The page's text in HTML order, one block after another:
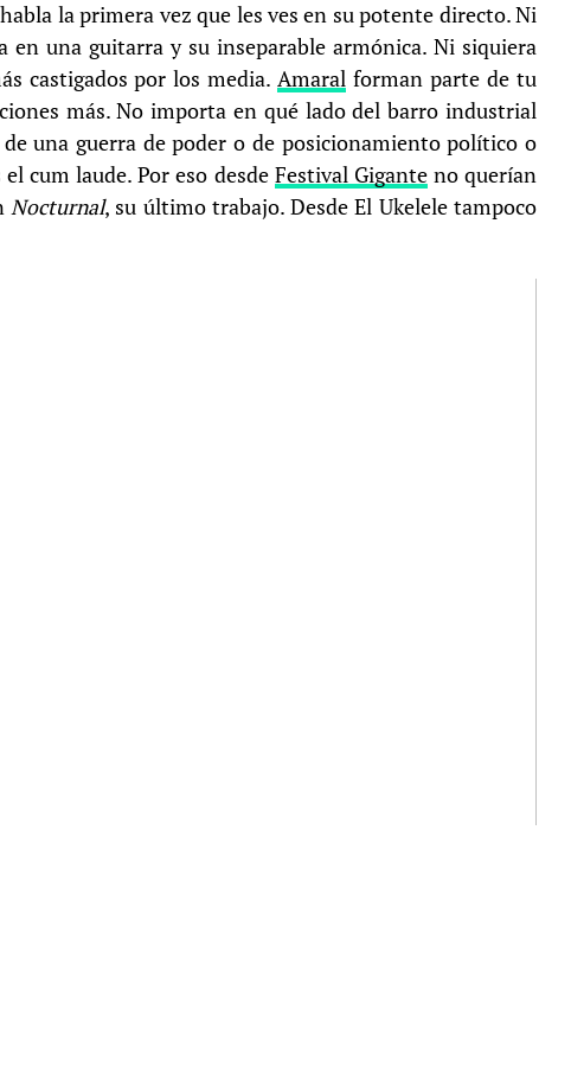
la primera vez que les ves en su potente directo. Ni
en una guitarra y su inseparable armónica. Ni siquiera
castigados por los media.Amaral forman parte de tu
más. No importa en qué lado del barro industrial
una guerra de poder o de posicionamiento político o
cum laude. Por eso desde Festival Giganteno querían
Nocturnal, su último trabajo. Desde El Ukelele tampoco